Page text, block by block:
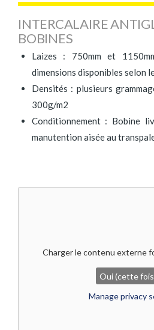
INTERCALAIRE
BOBINES
Laizes : 750mm et
dimensions disponibles selon
Densités : plusieurs
300g/m2
Conditionnement : Bobine
manutention aisée au
Charger le contenu externe
Oui (cette
Manage privacy